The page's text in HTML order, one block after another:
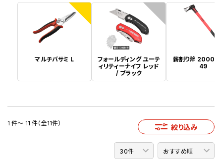
1
マルチバサミ L
2
フォールディング ユーテ
ィリティーナイフ レッド
/ ブラック
薪割り斧 2000g
49
1 件～ 11 件（全11件） 絞り込み